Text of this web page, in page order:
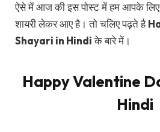
ऐसे में आज की इस पोस्ट में हम आपके
शायरी लेकर आए है। तो चलिए पढ़ते है
Shayari in Hindiके बारे में।
Happy Valentine
Hindi